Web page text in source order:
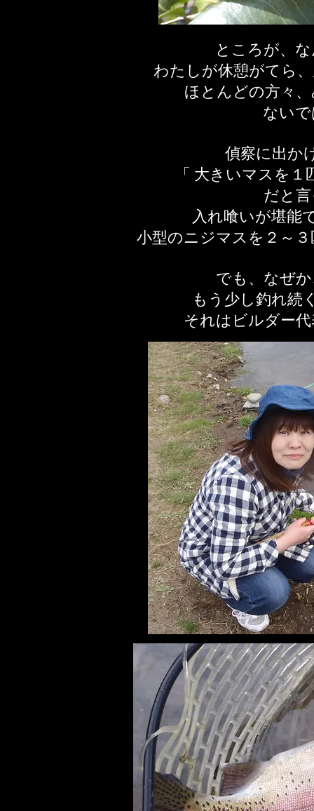
ところが、
わたしが休憩がてら
ほとんどの方々
ない
偵察に出か
「 大きいマスを
だと
入れ喰いが堪能
小型のニジマスを２～
でも、なぜ
もう少し釣れ続
それはビルダー